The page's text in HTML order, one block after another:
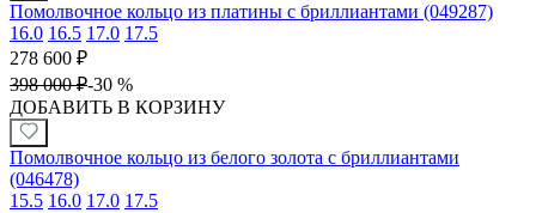
Помолвочное кольцо из платины с бриллиантами (049287)
16.0 16.5 17.0 17.5
278 600 ₽
398 000 ₽-30 %
ДОБАВИТЬ В КОРЗИНУ
Помолвочное кольцо из белого золота с бриллиантами
(046478)
15.5 16.0 17.0 17.5